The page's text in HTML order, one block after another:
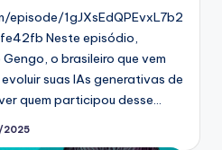
1gJXsEdQPEvxL7b2
Neste episódio,
o brasileiro que vem
suas IAs generativas de
quem participou desse…
2025